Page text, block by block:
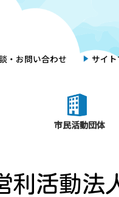
・お問い合わせ サイ
市民活動団体
利活動法